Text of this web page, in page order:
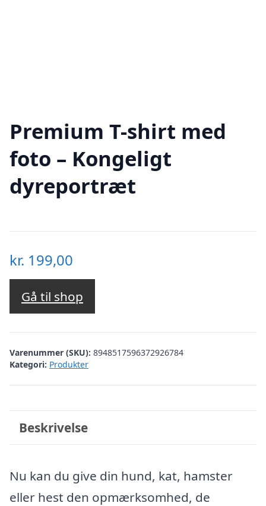
Premium T-shirt med
foto – Kongeligt
dyreportræt
kr. 199,00
Gå til shop
Varenummer (SKU): 8948517596372926784
Kategori: Produkter
Beskrivelse
Nu kan du give din hund, kat, hamster
eller hest den opmærksomhed, de